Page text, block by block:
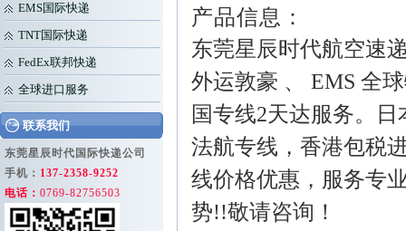
EMS国际快递
TNT国际快递
FedEx联邦快递
全球进口服务
联系我们
东莞星辰时代国际快递公司
手机： 137-2358-9252
电话： 0769-82756503
产品信息：
东莞星辰时代航空速
外运敦豪 、 EMS 全
国专线2天达服务。
法航专线，香港包税
线价格优惠，服务专
势!!敬请咨询！